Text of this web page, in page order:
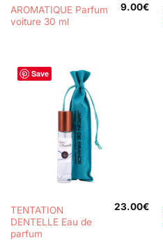
AROMATIQUE Parfum
voiture 30 ml
9.00€
Save
TENTATION
DENTELLE Eau de
parfum
23.00€